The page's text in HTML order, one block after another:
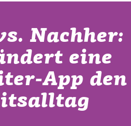
Nachher:
eine
App den